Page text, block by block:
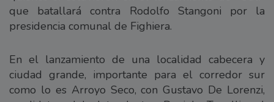
que batallará contra Rodolfo Stangoni por la
presidencia comunal de Fighiera.
En el lanzamiento de una localidad cabecera y
ciudad grande, importante para el corredor sur
como lo es Arroyo Seco, con Gustavo De Lorenzi,